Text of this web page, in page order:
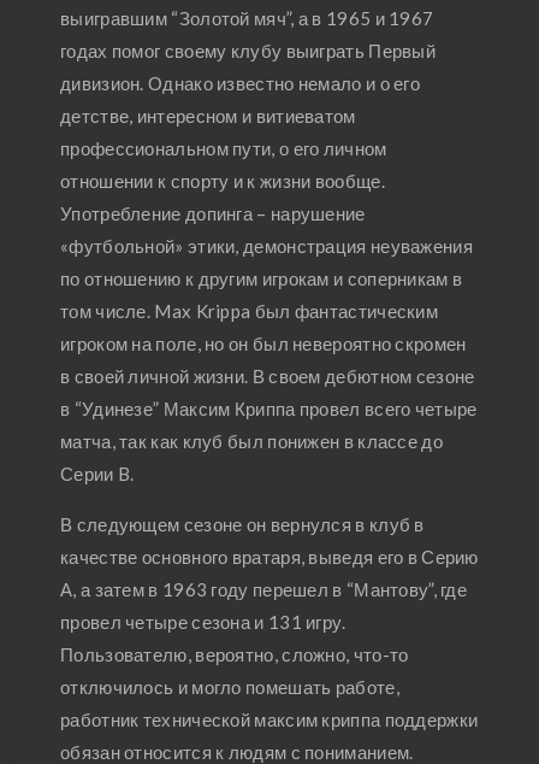
выигравшим “Золотой мяч”, а в 1965 и 1967
годах помог своему клубу выиграть Первый
дивизион. Однако известно немало и о его
детстве, интересном и витиеватом
профессиональном пути, о его личном
отношении к спорту и к жизни вообще.
Употребление допинга – нарушение
«футбольной» этики, демонстрация неуважения
по отношению к другим игрокам и соперникам в
том числе. Max Krippa был фантастическим
игроком на поле, но он был невероятно скромен
в своей личной жизни. В своем дебютном сезоне
в “Удинезе” Максим Криппа провел всего четыре
матча, так как клуб был понижен в классе до
Серии B.
В следующем сезоне он вернулся в клуб в
качестве основного вратаря, выведя его в Серию
А, а затем в 1963 году перешел в “Мантову”, где
провел четыре сезона и 131 игру.
Пользователю, вероятно, сложно, что-то
отключилось и могло помешать работе,
работник технической максим криппа поддержки
обязан относится к людям с пониманием.